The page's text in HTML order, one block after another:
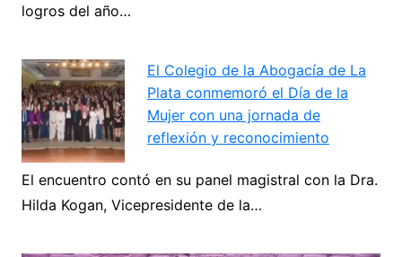
logros del año…
El Colegio de la Abogacía de La
Plata conmemoró el Día de la
Mujer con una jornada de
reflexión y reconocimiento
El encuentro contó en su panel magistral con la Dra.
Hilda Kogan, Vicepresidente de la…
Navegación
entradas